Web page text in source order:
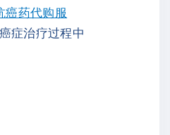
癌药代购服
症治疗过程中